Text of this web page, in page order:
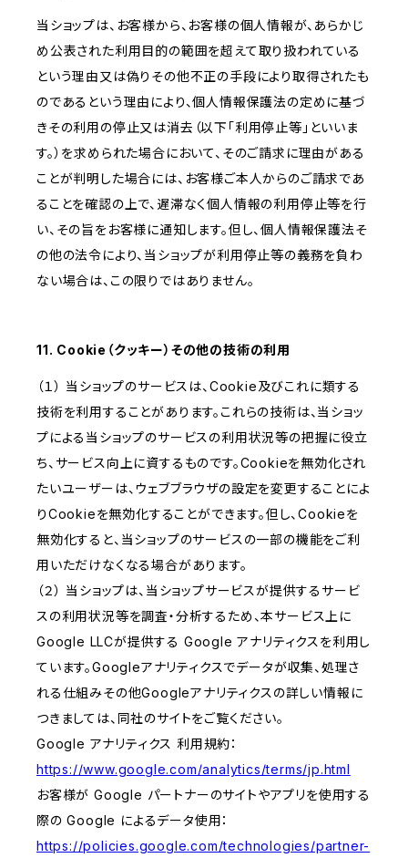
当ショップは、お客様から、お客様の個人情報が、あらかじ
め公表された利用目的の範囲を超えて取り扱われている
という理由又は偽りその他不正の手段により取得されたも
のであるという理由により、個人情報保護法の定めに基づ
きその利用の停止又は消去（以下「利用停止等」といいま
す。）を求められた場合において、そのご請求に理由がある
ことが判明した場合には、お客様ご本人からのご請求であ
ることを確認の上で、遅滞なく個人情報の利用停止等を行
い、その旨をお客様に通知します。但し、個人情報保護法そ
の他の法令により、当ショップが利用停止等の義務を負わ
ない場合は、この限りではありません。
11. Cookie（クッキー）その他の技術の利用
（１） 当ショップのサービスは、Cookie及びこれに類する
技術を利用することがあります。これらの技術は、当ショッ
プによる当ショップのサービスの利用状況等の把握に役立
ち、サービス向上に資するものです。Cookieを無効化され
たいユーザーは、ウェブブラウザの設定を変更することによ
りCookieを無効化することができます。但し、Cookieを
無効化すると、当ショップのサービスの一部の機能をご利
用いただけなくなる場合があります。
（２） 当ショップは、当ショップサービスが提供するサービ
スの利用状況等を調査・分析するため、本サービス上に
Google LLCが提供する Google アナリティクスを利用し
ています。Googleアナリティクスでデータが収集、処理さ
れる仕組みその他Googleアナリティクスの詳しい情報に
つきましては、同社のサイトをご覧ください。
Google アナリティクス 利用規約：
https://www.google.com/analytics/terms/jp.html
お客様が Google パートナーのサイトやアプリを使用する
際の Google によるデータ使用：
https://policies.google.com/technologies/partner-